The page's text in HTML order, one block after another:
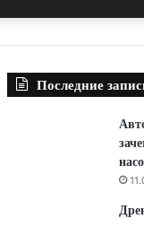
Последние